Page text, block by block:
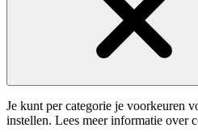
Je kunt per categorie je voorkeuren
instellen. Lees meer informatie over